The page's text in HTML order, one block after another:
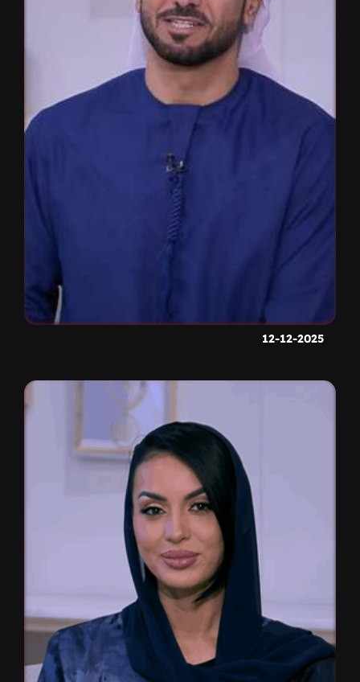
12-12-2025